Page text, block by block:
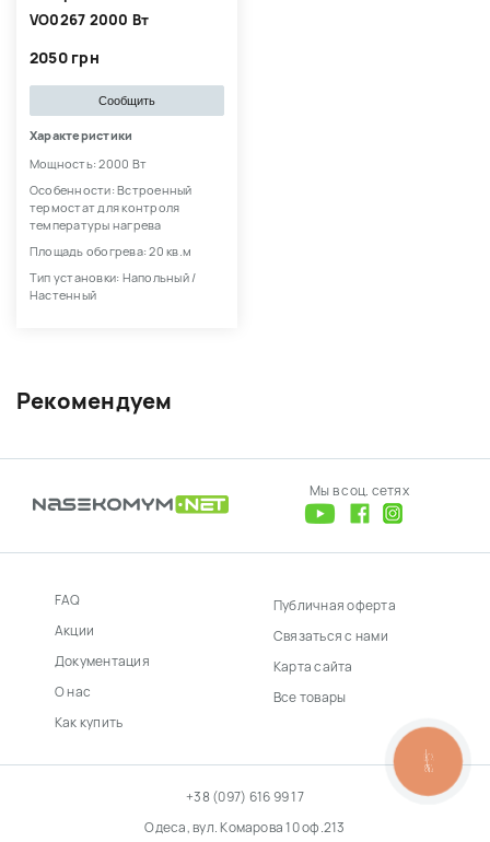
Рекомендуем
VO0267 2000 Вт
2050 грн
Сообщить
Характеристики
Мощность: 2000 Вт
Особенности: Встроенный
термостат для контроля
температуры нагрева
Площадь обогрева: 20 кв.м
Тип установки: Напольный /
Настенный
Мы в соц. сетях
FAQ
Акции
Документация
О нас
Как купить
Публичная оферта
Связаться с нами
Карта сайта
Все товары
+38 (097) 616 99 17
Одеса, вул. Комарова 10 оф.213
КНОПКА
ЗВ'ЯЗКУ